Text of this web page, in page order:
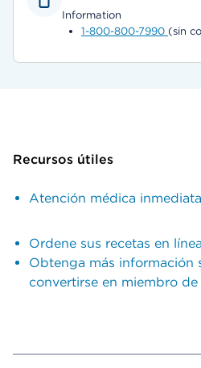
Information
1-800-800-7990 (sin
Recursos útiles
Atención médica inmediata
Ordene sus recetas en línea
Obtenga más información
convertirse en miembro